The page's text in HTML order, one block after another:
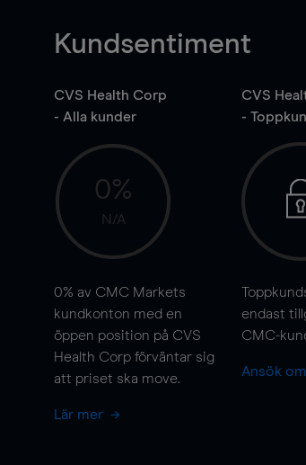
Kundsentiment
CVS Health Corp
- Alla kunder
0%
N/A
0% av CMC Markets
kundkonton med en
öppen position på CVS
Health Corp förväntar sig
att priset ska move.
Lär mer
CVS
-
endast
CMC-
Ansök